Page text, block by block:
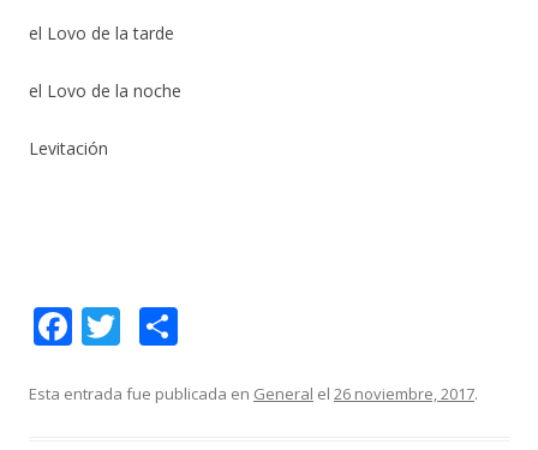
el Lovo de la tarde
el Lovo de la noche
Levitación
F
e
T
itt m
Esta entrada fue publicada en General el 26 noviembre, 2017.